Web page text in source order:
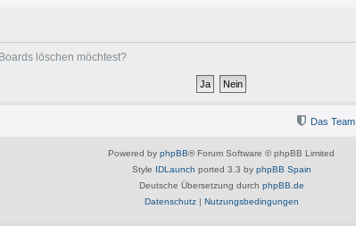
löschen möchtest?
Das Team
Powered by phpBB® Forum Software © phpBB Limited
Style IDLaunch ported 3.3 by phpBB Spain
Deutsche Übersetzung durch phpBB.de
Datenschutz| Nutzungsbedingungen